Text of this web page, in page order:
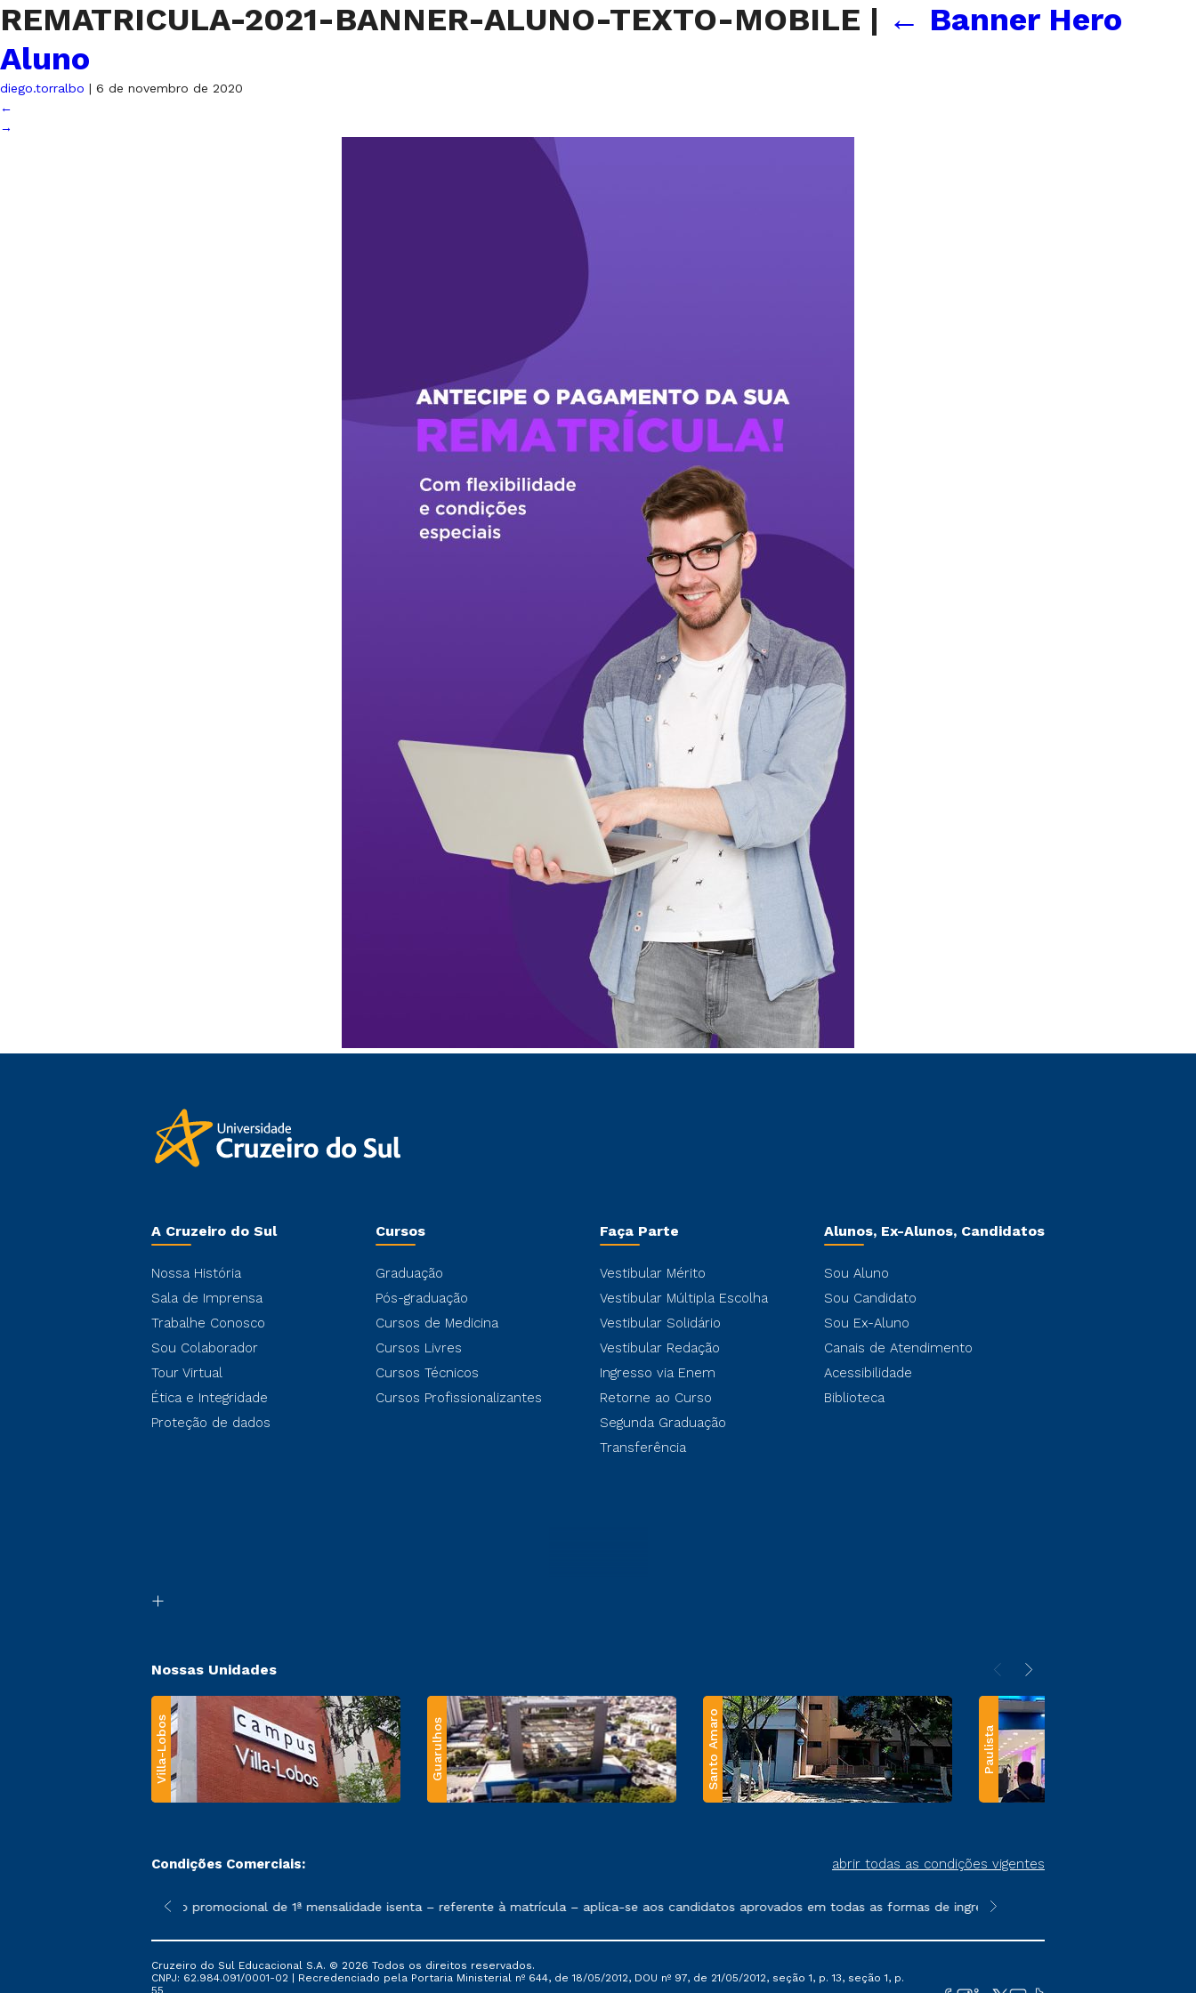
REMATRICULA-2021-BANNER-ALUNO-TEXTO-MOBILE | ← Banner Hero
Aluno
diego.torralbo | 6 de novembro de 2020
←
→
A Cruzeiro do Sul
Nossa História
Sala de Imprensa
Trabalhe Conosco
Sou Colaborador
Tour Virtual
Ética e Integridade
Proteção de dados
Cursos
Graduação
Pós-graduação
Cursos de Medicina
Cursos Livres
Cursos Técnicos
Cursos Profissionalizantes
Faça Parte
Vestibular Mérito
Vestibular Múltipla Escolha
Vestibular Solidário
Vestibular Redação
Ingresso via Enem
Retorne ao Curso
Segunda Graduação
Transferência
Alunos, Ex-Alunos, Candidatos
Sou Aluno
Sou Candidato
Sou Ex-Aluno
Canais de Atendimento
Acessibilidade
Biblioteca
Nossas Unidades
Villa-Lobos Guarulhos Santo Amaro Paulista
Condições Comerciais: abrir todas as condições vigentes
sofrer alterações nos períodos de rematrícula conforme exposto no contrato de prestação de serviços.
*A condição promocional de 1ª mensalidade isenta – referente à matrícula – aplica-se aos candidatos aprovados em todas as formas de ingresso, exceto na prova on-line ou
**Semipresencial e EAD são
Cruzeiro do Sul Educacional S.A. © 2026 Todos os direitos reservados.
CNPJ: 62.984.091/0001-02 | Recredenciado pela Portaria Ministerial nº 644, de 18/05/2012, DOU nº 97, de 21/05/2012, seção 1, p. 13, seção 1, p.
55